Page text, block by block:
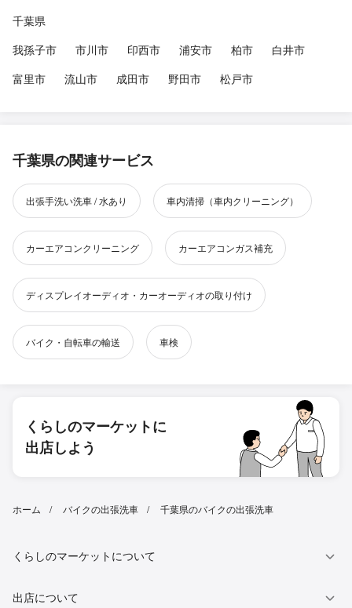
千葉県
我孫子市
市川市 印西市 浦安市 柏市
白井市
富里市
流山市 成田市 野田市 松戸市
千葉県の関連サービス
出張手洗い洗車 / 水あり 車内清掃（車内クリーニング）
カーエアコンクリーニング カーエアコンガス補充
ディスプレイオーディオ・カーオーディオの取り付け
バイク・自転車の輸送 車検
くらしのマーケットに
出店しよう
ホーム バイクの出張洗車 千葉県のバイクの出張洗車
くらしのマーケットについて
出店について